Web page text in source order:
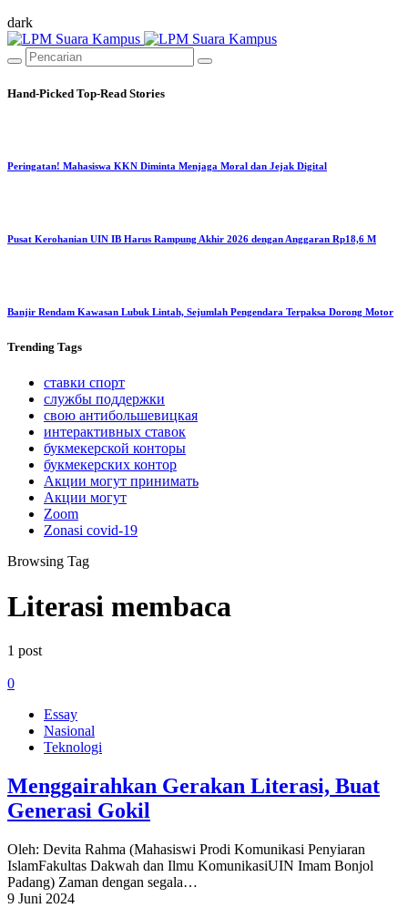
dark
Hand-Picked Top-Read Stories
Peringatan! Mahasiswa KKN Diminta Menjaga Moral dan Jejak Digital
Pusat Kerohanian UIN IB Harus Rampung Akhir 2026 dengan Anggaran Rp18,6 M
Banjir Rendam Kawasan Lubuk Lintah, Sejumlah Pengendara Terpaksa Dorong Motor
Trending Tags
ставки спорт
службы поддержки
свою антибольшевицкая
интерактивных ставок
букмекерской конторы
букмекерских контор
Акции могут принимать
Акции могут
Zoom
Zonasi covid-19
Browsing Tag
Literasi membaca
1 post
0
Essay
Nasional
Teknologi
Menggairahkan Gerakan Literasi, Buat
Generasi Gokil
Oleh: Devita Rahma (Mahasiswi Prodi Komunikasi Penyiaran
IslamFakultas Dakwah dan Ilmu KomunikasiUIN Imam Bonjol
Padang) Zaman dengan segala…
9 Juni 2024